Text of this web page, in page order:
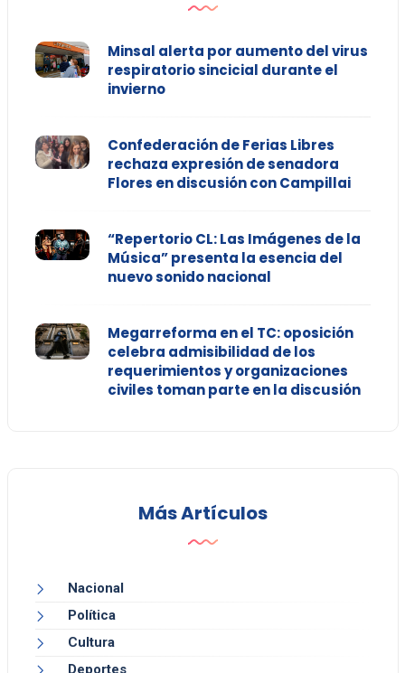
Minsal alerta por aumento del virus
respiratorio sincicial durante el
invierno
Confederación de Ferias Libres
rechaza expresión de senadora
Flores en discusión con Campillai
“Repertorio CL: Las Imágenes de la
Música” presenta la esencia del
nuevo sonido nacional
Megarreforma en el TC: oposición
celebra admisibilidad de los
requerimientos y organizaciones
civiles toman parte en la discusión
Más Artículos
Nacional
Política
Cultura
Deportes